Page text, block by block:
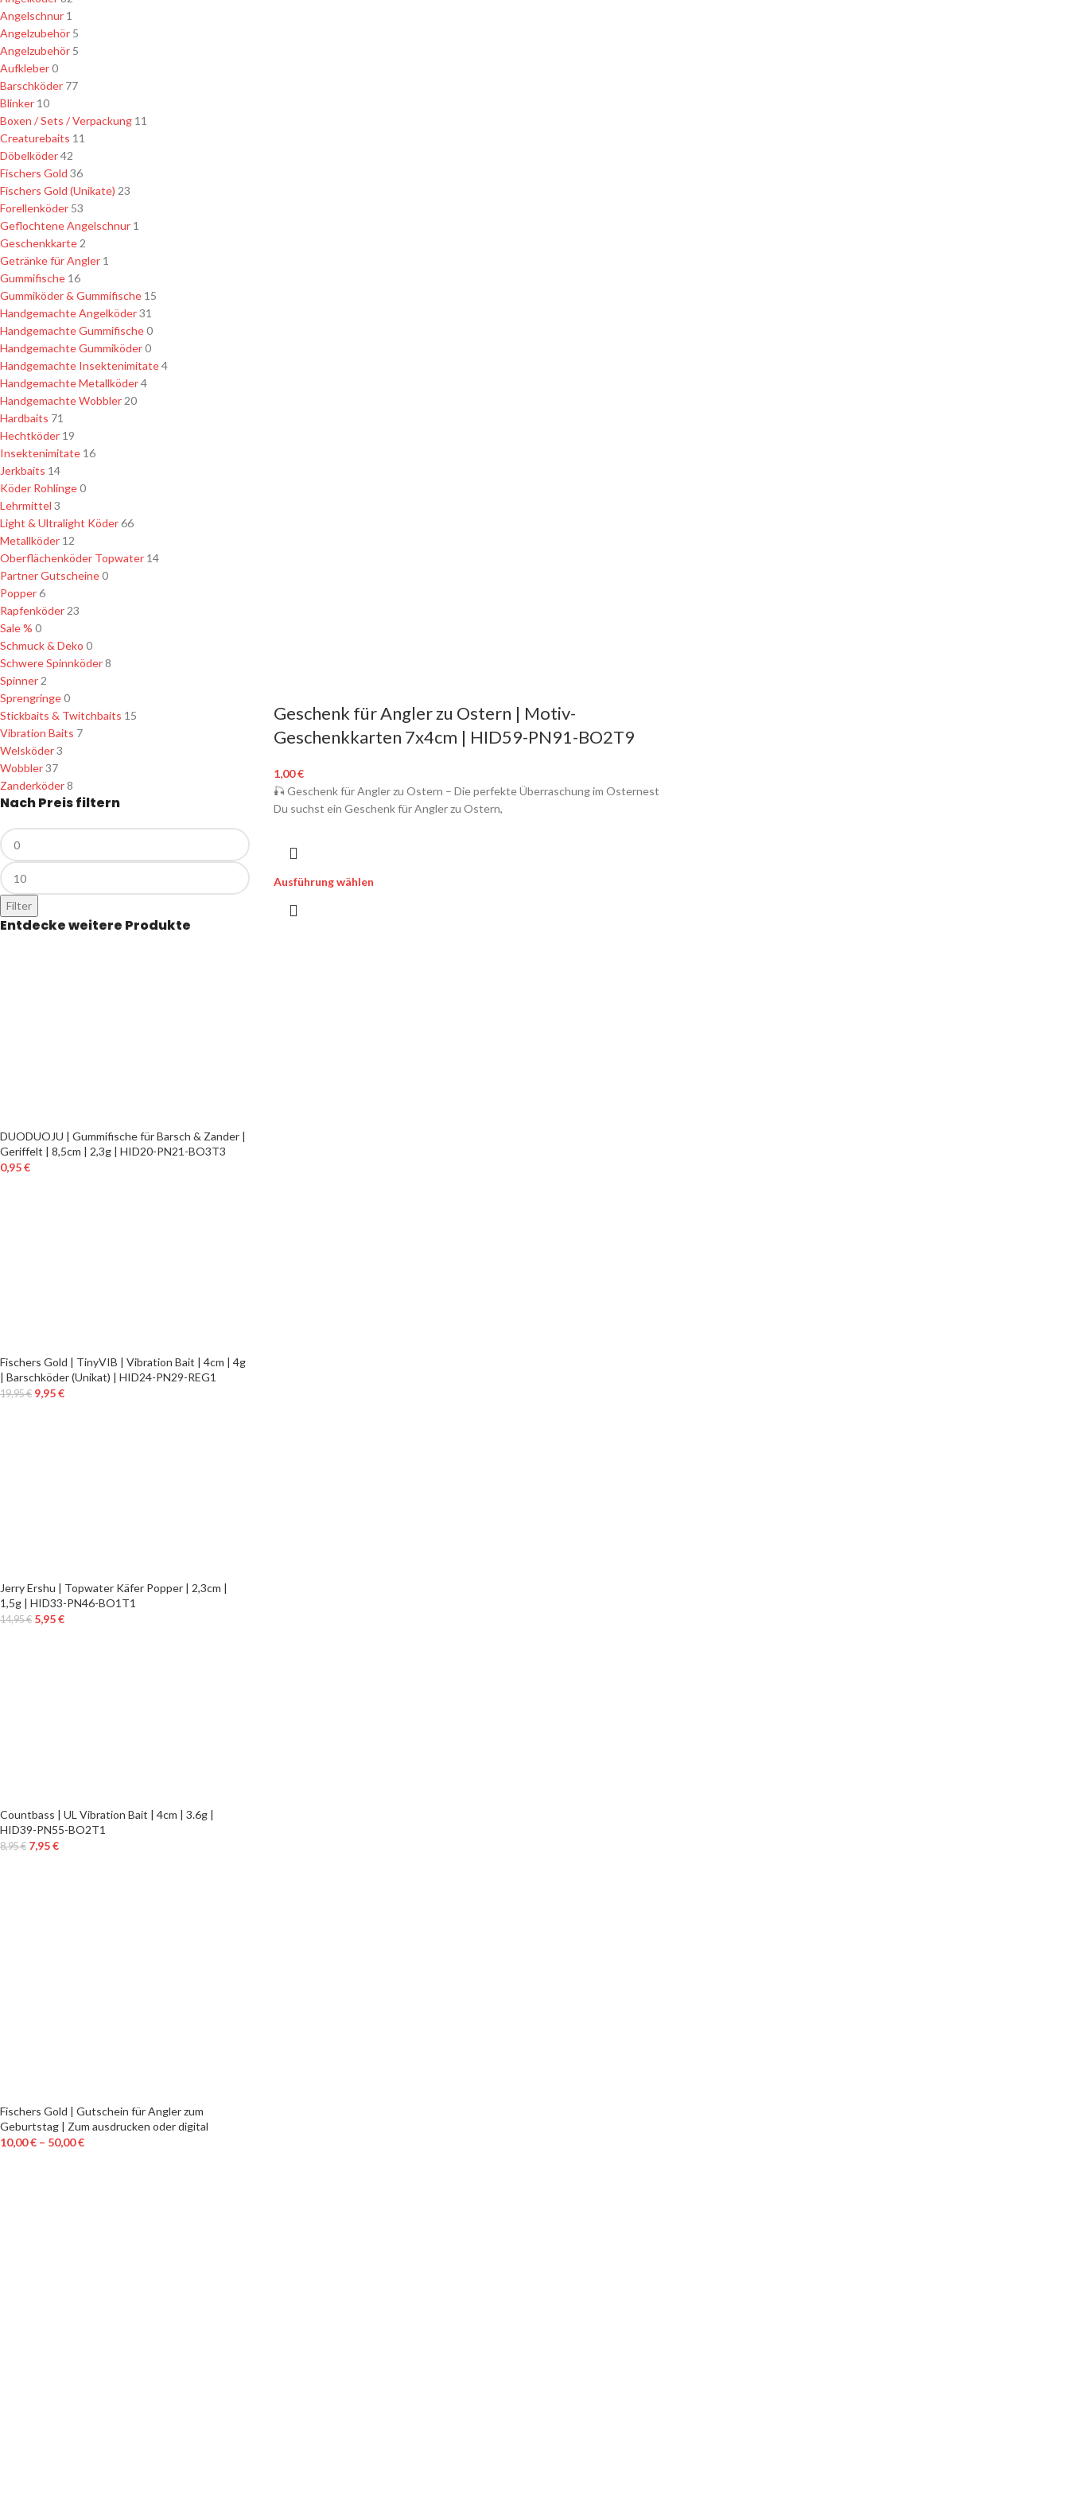
Angelschnur 1
Angelzubehör 5
Angelzubehör 5
Aufkleber0
Barschköder 77
Blinker 10
Boxen / Sets / Verpackung 11
Creaturebaits 11
Döbelköder42
Fischers Gold 36
Fischers Gold (Unikate) 23
Forellenköder 53
Geflochtene Angelschnur 1
Geschenkkarte 2
Getränke für Angler 1
Gummifische 16
Gummiköder & Gummifische 15
Handgemachte Angelköder31
Handgemachte Gummifische0
Handgemachte Gummiköder0
Handgemachte Insektenimitate4
Handgemachte Metallköder4
Handgemachte Wobbler 20
Hardbaits 71
Hechtköder 19
Insektenimitate 16
Jerkbaits 14
Köder Rohlinge0
Lehrmittel 3
Light & Ultralight Köder66
Metallköder 12
Oberflächenköder Topwater 14
Partner Gutscheine0
Popper6
Rapfenköder 23
Sale % 0
Schmuck & Deko 0
Schwere Spinnköder8
Spinner 2
Sprengringe0
Stickbaits & Twitchbaits 15
Vibration Baits 7
Welsköder3
Wobbler37
Zanderköder8
Nach Preis filtern
Filter
Entdecke weitere Produkte
DUODUOJU | Gummifische für Barsch & Zander |
Geriffelt | 8,5cm | 2,3g | HID20-PN21-BO3T3
0,95€
Fischers Gold | TinyVIB | Vibration Bait | 4cm | 4g
| Barschköder (Unikat) | HID24-PN29-REG1
19,95€ 9,95€
Jerry Ershu | Topwater Käfer Popper | 2,3cm |
1,5g | HID33-PN46-BO1T1
14,95€ 5,95€
Countbass | UL Vibration Bait | 4cm | 3.6g |
HID39-PN55-BO2T1
8,95€ 7,95€
Fischers Gold | Gutschein für Angler zum
Geburtstag | Zum ausdrucken oder digital
10,00€ – 50,00€
Geschenk für Angler zu Ostern | Motiv-
Geschenkkarten 7x4cm | HID59-PN91-BO2T9
1,00€
🎣 Geschenk für Angler zu Ostern – Die perfekte Überraschung im Osternest
Du suchst ein Geschenk für Angler zu Ostern,
Ausführung wählen